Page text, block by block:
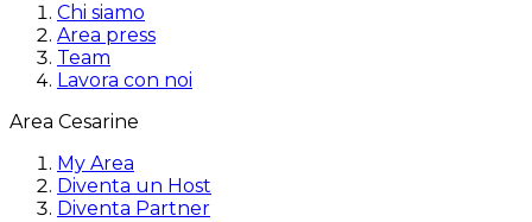
Chi siamo
Area press
Team
Lavora con noi
Area Cesarine
My Area
Diventa un Host
Diventa Partner